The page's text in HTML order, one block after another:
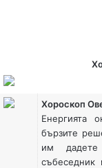
Хороскоп
Енергията
бързите
им дадете